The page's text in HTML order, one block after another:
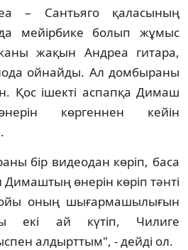
– Сантьяго қаласының
мейірбике болып жұмыс
жақын Андреа гитара,
ойнайды. Ал домбыраны
Қос ішекті аспапқа Димаш
көргеннен кейін
бір видеодан көріп, баса
өнерін көріп тәнті
оның шығармашылығын
екі ай күтіп, Чилиге
алдырттым", - дейді ол.